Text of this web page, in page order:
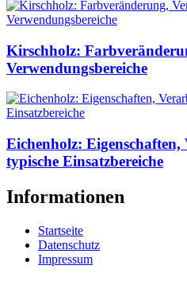
Kirschholz:
Verwendungsbereiche
Eichenholz:
typische Einsatzbereiche
Informationen
Startseite
Datenschutz
Impressum